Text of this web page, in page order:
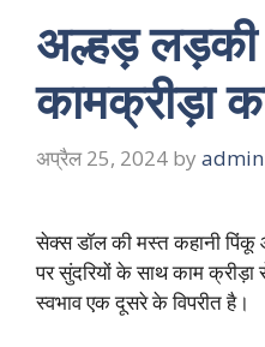
अल्हड़
कामक्रीड़ा
अप्रैल 25, 2024 by admin
सेक्स डॉल की मस्त कहानी
पर सुंदरियों के साथ काम क्रीड़ा
स्वभाव एक दूसरे के विपरीत है।